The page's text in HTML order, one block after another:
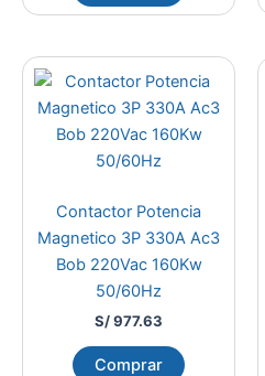
Contactor Potencia
Magnetico 3P 330A Ac3
Bob 220Vac 160Kw
50/60Hz
S/977.63
Comprar